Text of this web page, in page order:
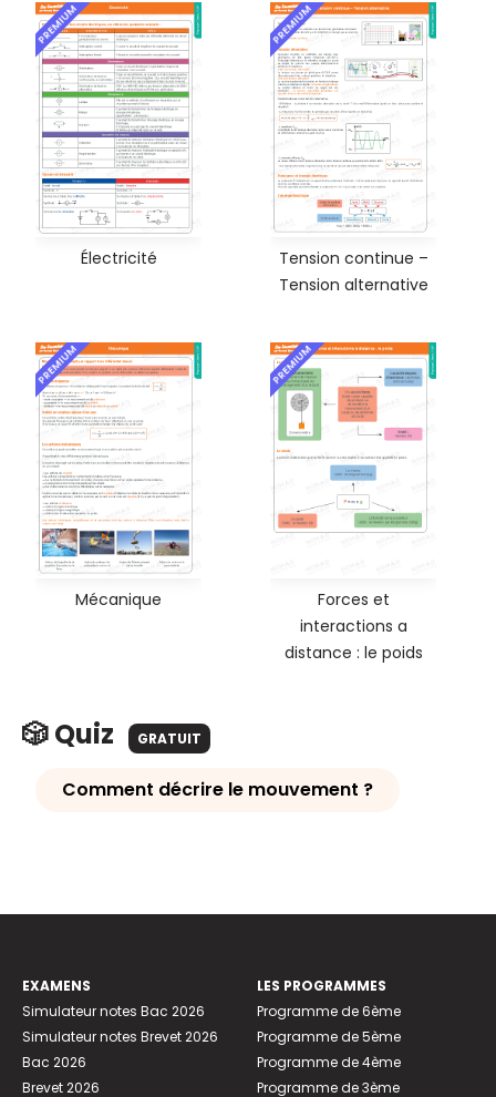
PREMIUM
Électricité
PREMIUM
Tension continue –
Tension alternative
PREMIUM
Mécanique
PREMIUM
Forces et
interactions a
distance : le poids
🎲 Quiz GRATUIT
Comment décrire le mouvement ?
EXAMENS
Simulateur notes Bac 2026
Simulateur notes Brevet 2026
Bac 2026
Brevet 2026
LES PROGRAMMES
Programme de 6ème
Programme de 5ème
Programme de 4ème
Programme de 3ème